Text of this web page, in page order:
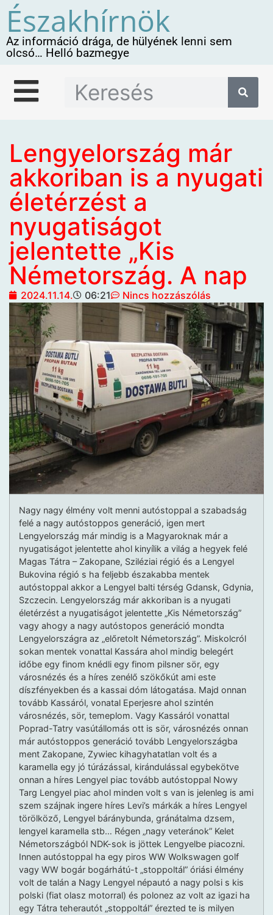
Északhírnök
Az információ drága, de hülyének lenni sem
olcsó… Helló bazmegye
Lengyelország már
akkoriban is a nyugati
életérzést a
nyugatiságot
jelentette „Kis
Németország. A nap
2024.11.14. 06:21 Nincs hozzászólás
Nagy nagy élmény volt menni autóstoppal a szabadság
felé a nagy autóstoppos generáció, igen mert
Lengyelország már mindig is a Magyaroknak már a
nyugatiságot jelentette ahol kinyílik a világ a hegyek felé
Magas Tátra – Zakopane, Sziléziai régió és a Lengyel
Bukovina régió s ha feljebb északabba mentek
autóstoppal akkor a Lengyel balti térség Gdansk, Gdynia,
Szczecin. Lengyelország már akkoriban is a nyugati
életérzést a nyugatiságot jelentette „Kis Németország”
vagy ahogy a nagy autóstopos generáció mondta
Lengyelországra az „előretolt Németország”. Miskolcról
sokan mentek vonattal Kassára ahol mindig belegért
időbe egy finom knédli egy finom pilsner sör, egy
városnézés és a híres zenélő szökőkút ami este
díszfényekben és a kassai dóm látogatása. Majd onnan
tovább Kassáról, vonatal Eperjesre ahol szintén
városnézés, sör, temeplom. Vagy Kassáról vonattal
Poprad-Tatry vasútállomás ott is sör, városnézés onnan
már autóstoppos generáció tovább Lengyelországba
ment Zakopane, Zywiec kihagyhatatlan volt és a
karamella egy jó túrázással, kirándulással egybekötve
onnan a híres Lengyel piac tovább autóstoppal Nowy
Targ Lengyel piac ahol minden volt s van is jelenleg is ami
szem szájnak ingere híres Levi’s márkák a híres Lengyel
törölköző, Lengyel báránybunda, gránátalma dzsem,
lengyel karamella stb… Régen „nagy veteránok” Kelet
Németországból NDK-sok is jöttek Lengyelbe piacozni.
Innen autóstoppal ha egy piros WW Wolkswagen golf
vagy WW bogár bogárhátú-t „stoppoltál” óriási élmény
volt de talán a Nagy Lengyel népautó a nagy polsi s kis
polski (fiat olasz motorral) és polonez az volt az igazi ha
egy Tátra teherautót „stoppoltál” érezted te is milyen